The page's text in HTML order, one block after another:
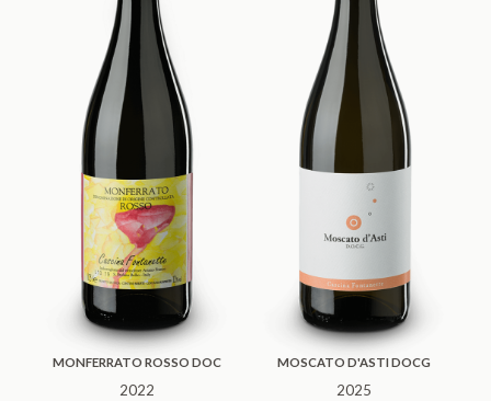
MONFERRATO ROSSO DOC
2022
MOSCATO D'ASTI DOCG
2025